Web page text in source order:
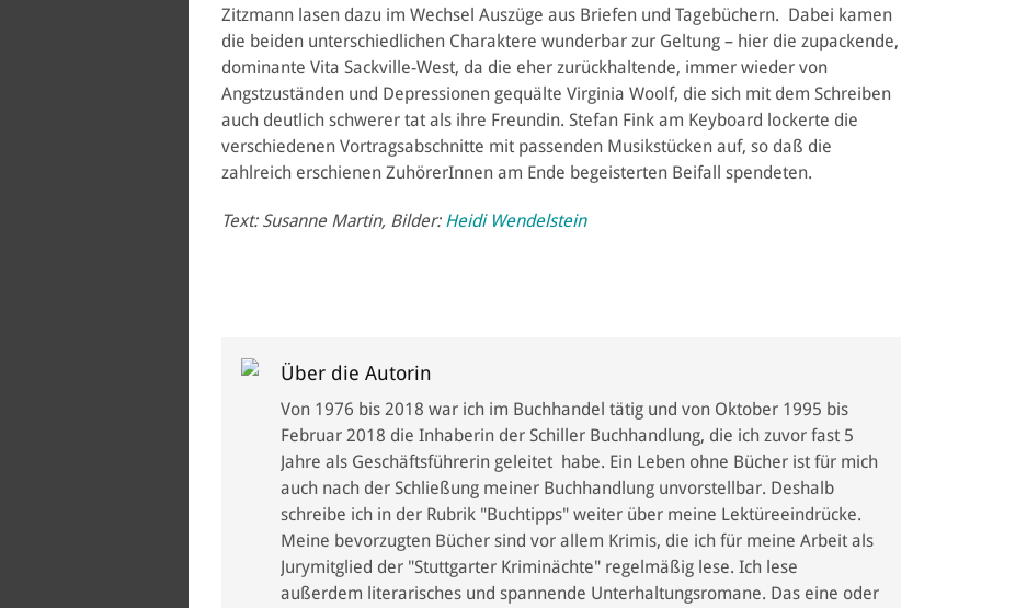
Zitzmann lasen dazu im Wechsel Auszüge aus Briefen und Tagebüchern. Dabei kamen
die beiden unterschiedlichen Charaktere wunderbar zur Geltung – hier die zupackende,
dominante Vita Sackville-West, da die eher zurückhaltende, immer wieder von
Angstzuständen und Depressionen gequälte Virginia Woolf, die sich mit dem Schreiben
auch deutlich schwerer tat als ihre Freundin. Stefan Fink am Keyboard lockerte die
verschiedenen Vortragsabschnitte mit passenden Musikstücken auf, so daß die
zahlreich erschienen ZuhörerInnen am Ende begeisterten Beifall spendeten.
Text: Susanne Martin, Bilder: Heidi Wendelstein
Über die Autorin
Von 1976 bis 2018 war ich im Buchhandel tätig und von Oktober 1995 bis
Februar 2018 die Inhaberin der Schiller Buchhandlung, die ich zuvor fast 5
Jahre als Geschäftsführerin geleitet habe. Ein Leben ohne Bücher ist für mich
auch nach der Schließung meiner Buchhandlung unvorstellbar. Deshalb
schreibe ich in der Rubrik "Buchtipps" weiter über meine Lektüreeindrücke.
Meine bevorzugten Bücher sind vor allem Krimis, die ich für meine Arbeit als
Jurymitglied der "Stuttgarter Kriminächte" regelmäßig lese. Ich lese
außerdem literarisches und spannende Unterhaltungsromane. Das eine oder